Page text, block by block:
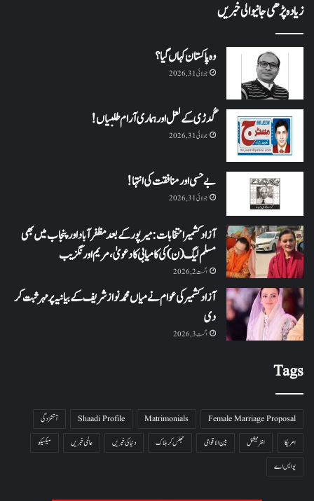
زیادہ پڑھی جانیوالی خبریں
وہ پاکستان کہاں گیا؟
جولائی 31, 2026
گُدڑی کے لعل اور ہماری آرام طلبیاں!
جولائی 31, 2026
بے حسی اور منافقت کی انتہا !
جولائی 31, 2026
آزاد کشمیر انتخابات: میرپور کے بعد مظفرآباد اور پنجاب میں بھی
مسلم لیگ (ن) کی کامیابی کا دعویٰ، مریم اورنگزیب
اگست 2, 2026
آزاد کشمیر کی عوام نے میاں محمد نواز شریف کے بیانیہ پر مہر ثبت کر
دی
اگست 3, 2026
Tags
Female Marriage Proposal
Matrimonials
Shaadi Profile
آتشزدگی
امریکا
انٹرنیشنل بین الاقوامی جھلس کر ہلاک دنیا کی خبریں عالمی خبریں
میکسیکو
یو ایس اے